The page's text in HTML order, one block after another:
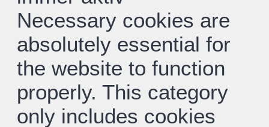
Necessary cookies are
absolutely essential for
the website to function
properly. This category
only includes cookies